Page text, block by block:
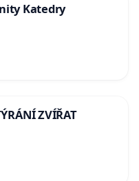
Katedry
ZVÍŘAT